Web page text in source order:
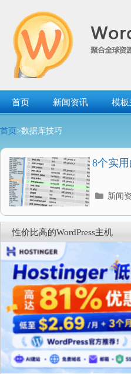
首页 新闻资讯 模板
首页 >数据库技巧
8个实用
分
录
新闻
性价比高的WordPress主机